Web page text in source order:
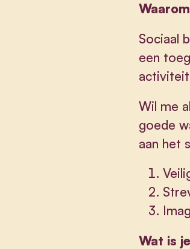
Sociaal
een
Wil me
goede
aan het
Wat is